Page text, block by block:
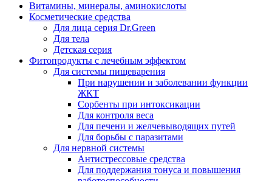
Витамины, минералы, аминокислоты
Косметические средства
Для лица серия Dr.Green
Для тела
Детская серия
Фитопродукты с лечебным эффектом
Для системы пищеварения
При нарушении и заболевании функции
ЖКТ
Сорбенты при интоксикации
Для контроля веса
Для печени и желчевыводящих путей
Для борьбы с паразитами
Для нервной системы
Антистрессовые средства
Для поддержания тонуса и повышения